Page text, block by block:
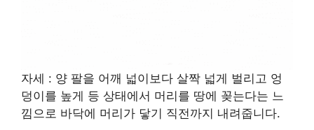
자세 : 양 팔을 어깨 넓이보다 살짝 넓게 벌리고 엉
덩이를 높게 등 상태에서 머리를 땅에 꽂는다는 느
낌으로 바닥에 머리가 닿기 직전까지 내려줍니다.